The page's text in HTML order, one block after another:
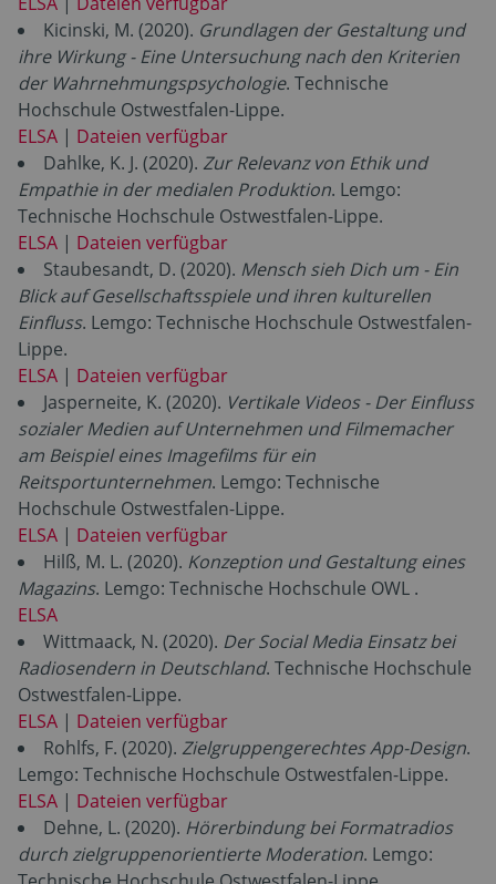
Kicinski, M. (2020). Grundlagen der Gestaltung und
ihre Wirkung - Eine Untersuchung nach den Kriterien
der Wahrnehmungspsychologie. Technische
Hochschule Ostwestfalen-Lippe.
ELSA | Dateien verfügbar
Dahlke, K. J. (2020). Zur Relevanz von Ethik und
Empathie in der medialen Produktion. Lemgo:
Technische Hochschule Ostwestfalen-Lippe.
ELSA | Dateien verfügbar
Staubesandt, D. (2020). Mensch sieh Dich um - Ein
Blick auf Gesellschaftsspiele und ihren kulturellen
Einfluss. Lemgo: Technische Hochschule Ostwestfalen-
Lippe.
ELSA | Dateien verfügbar
Jasperneite, K. (2020). Vertikale Videos - Der Einfluss
sozialer Medien auf Unternehmen und Filmemacher
am Beispiel eines Imagefilms für ein
Reitsportunternehmen. Lemgo: Technische
Hochschule Ostwestfalen-Lippe.
ELSA | Dateien verfügbar
Hilß, M. L. (2020). Konzeption und Gestaltung eines
Magazins. Lemgo: Technische Hochschule OWL .
ELSA
Wittmaack, N. (2020). Der Social Media Einsatz bei
Radiosendern in Deutschland. Technische Hochschule
Ostwestfalen-Lippe.
ELSA | Dateien verfügbar
Rohlfs, F. (2020). Zielgruppengerechtes App-Design.
Lemgo: Technische Hochschule Ostwestfalen-Lippe.
ELSA | Dateien verfügbar
Dehne, L. (2020). Hörerbindung bei Formatradios
durch zielgruppenorientierte Moderation. Lemgo: